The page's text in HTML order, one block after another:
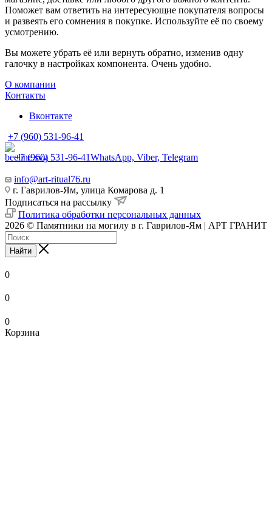
Поможет вам ответить на интересующие покупателя вопросы
и развеять его сомнения в покупке. Используйте её по своему
усмотрению.
Вы можете убрать её или вернуть обратно, изменив одну
галочку в настройках компонента. Очень удобно.
О компании
Контакты
Вконтакте
+7 (960) 531-96-41
+7 (960) 531-96-41WhatsApp, Viber, Telegram
info@art-ritual76.ru
г. Гаврилов-Ям, улица Комарова д. 1
Подписаться на рассылку
Политика обработки персональных данных
2026 © Памятники на могилу в г. Гаврилов-Ям | АРТ ГРАНИТ
Найти
0
0
0
Корзина